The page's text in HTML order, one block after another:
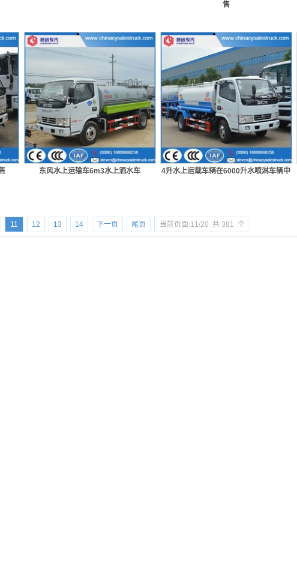
售
东风水上运输车6m3水上洒水车 4升水上运载车辆在6000升水喷淋车辆中
11 12 13 14 下一页 尾页 当前页面:11/20 共 381 个